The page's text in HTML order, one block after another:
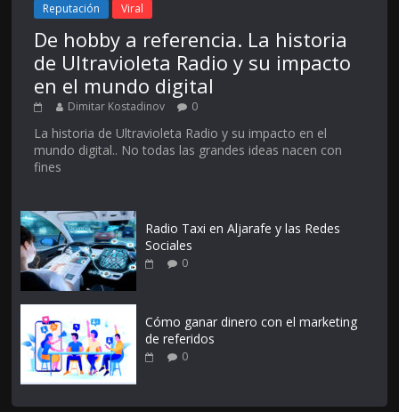
Reputación
Viral
De hobby a referencia. La historia
de Ultravioleta Radio y su impacto
en el mundo digital
Dimitar Kostadinov 0
La historia de Ultravioleta Radio y su impacto en el
mundo digital.. No todas las grandes ideas nacen con
fines
Radio Taxi en Aljarafe y las Redes
Sociales
0
Cómo ganar dinero con el marketing
de referidos
0